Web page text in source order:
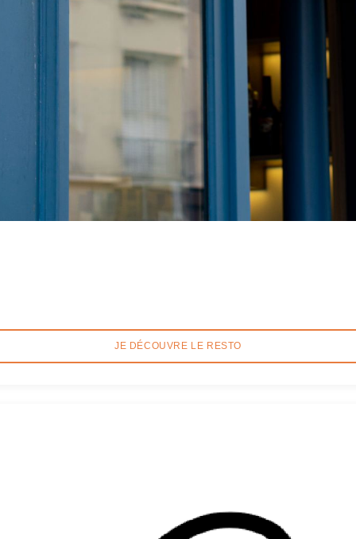
JE DÉCOUVRE LE RESTO